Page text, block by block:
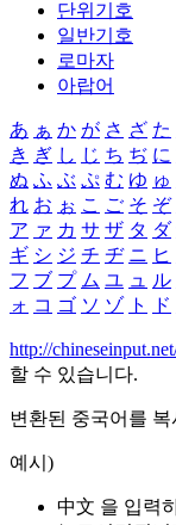
단위기호
일반기호
로마자
아랍어
あ ぁ か が さ ざ た
き ぎ し じ ち ぢ に
ぬ ふ ぶ ぷ む ゆ ゅ
れ お ぉ こ ご そ ぞ
ア ァ カ サ ザ タ ダ
ギ シ ジ チ ヂ ニ ヒ
フ ブ プ ム ユ ュ ル
ォ コ ゴ ソ ゾ ト ド
http://
할 수 있습니다.
변환된 중국어를
예시)
中文 을 입력